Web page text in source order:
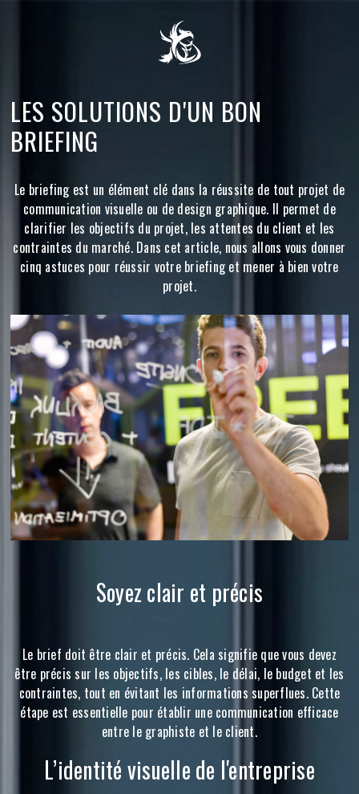
LES SOLUTIONS D'UN BON
BRIEFING
Le briefing est un élément clé dans la réussite de tout projet de
communication visuelle ou de design graphique. Il permet de
clarifier les objectifs du projet, les attentes du client et les
contraintes du marché. Dans cet article, nous allons vous donner
cinq astuces pour réussir votre briefing et mener à bien votre
projet.
Soyez clair et précis
Le brief doit être clair et précis. Cela signifie que vous devez
être précis sur les objectifs, les cibles, le délai, le budget et les
contraintes, tout en évitant les informations superflues. Cette
étape est essentielle pour établir une communication efficace
entre le graphiste et le client.
L’identité visuelle de l'entreprise